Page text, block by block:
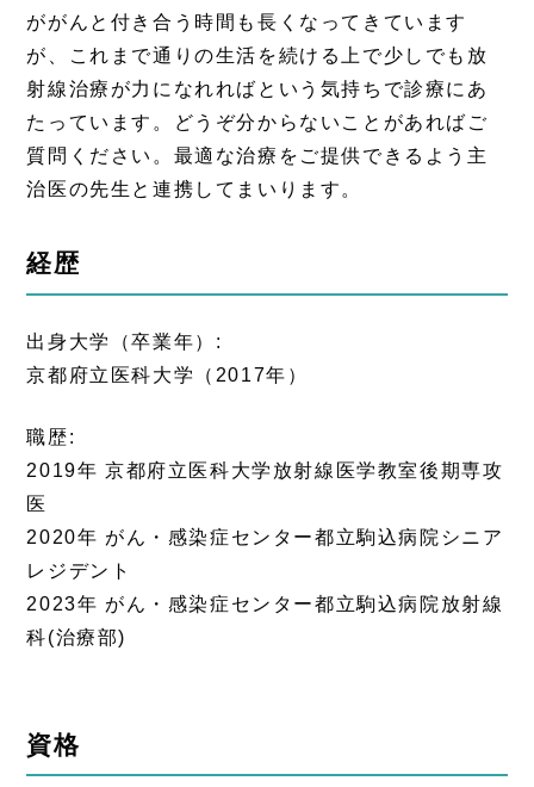
ががんと付き合う時間も長くなってきています
が、これまで通りの生活を続ける上で少しでも放
射線治療が力になれればという気持ちで診療にあ
たっています。どうぞ分からないことがあればご
質問ください。最適な治療をご提供できるよう主
治医の先生と連携してまいります。
経歴
出身大学（卒業年）:
京都府立医科大学（2017年）
職歴:
2019年 京都府立医科大学放射線医学教室後期専攻
医
2020年 がん・感染症センター都立駒込病院シニア
レジデント
2023年 がん・感染症センター都立駒込病院放射線
科(治療部)
資格